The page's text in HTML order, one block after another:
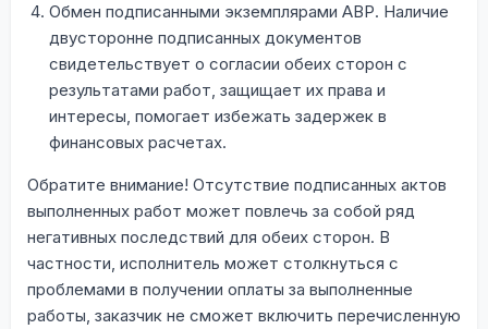
Обмен подписанными экземплярами АВР. Наличие
двусторонне подписанных документов
свидетельствует о согласии обеих сторон с
результатами работ, защищает их права и
интересы, помогает избежать задержек в
финансовых расчетах.
Обратите внимание! Отсутствие подписанных актов
выполненных работ может повлечь за собой ряд
негативных последствий для обеих сторон. В
частности, исполнитель может столкнуться с
проблемами в получении оплаты за выполненные
работы, заказчик не сможет включить перечисленную